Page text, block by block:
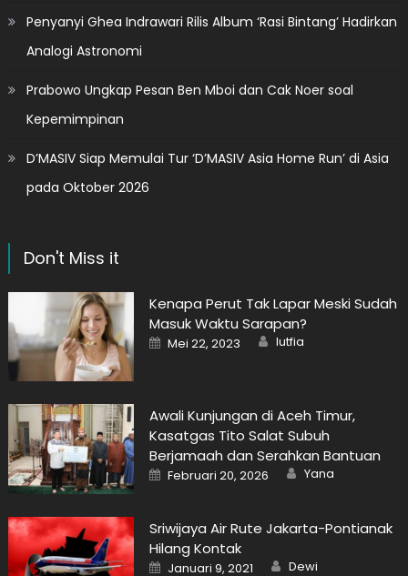
Penyanyi Ghea Indrawari Rilis Album ‘Rasi Bintang’ Hadirkan
Analogi Astronomi
Prabowo Ungkap Pesan Ben Mboi dan Cak Noer soal
Kepemimpinan
D’MASIV Siap Memulai Tur ‘D’MASIV Asia Home Run’ di Asia
pada Oktober 2026
Don't Miss it
Kenapa Perut Tak Lapar Meski Sudah
Masuk Waktu Sarapan?
Posted
on
Mei 22, 2023 Author
lutfia
Awali Kunjungan di Aceh Timur,
Kasatgas Tito Salat Subuh
Berjamaah dan Serahkan Bantuan
Posted
on
Februari 20, 2026 Author
Yana
Sriwijaya Air Rute Jakarta-Pontianak
Hilang Kontak
Posted
Januari 9, 2021 Author
Dewi